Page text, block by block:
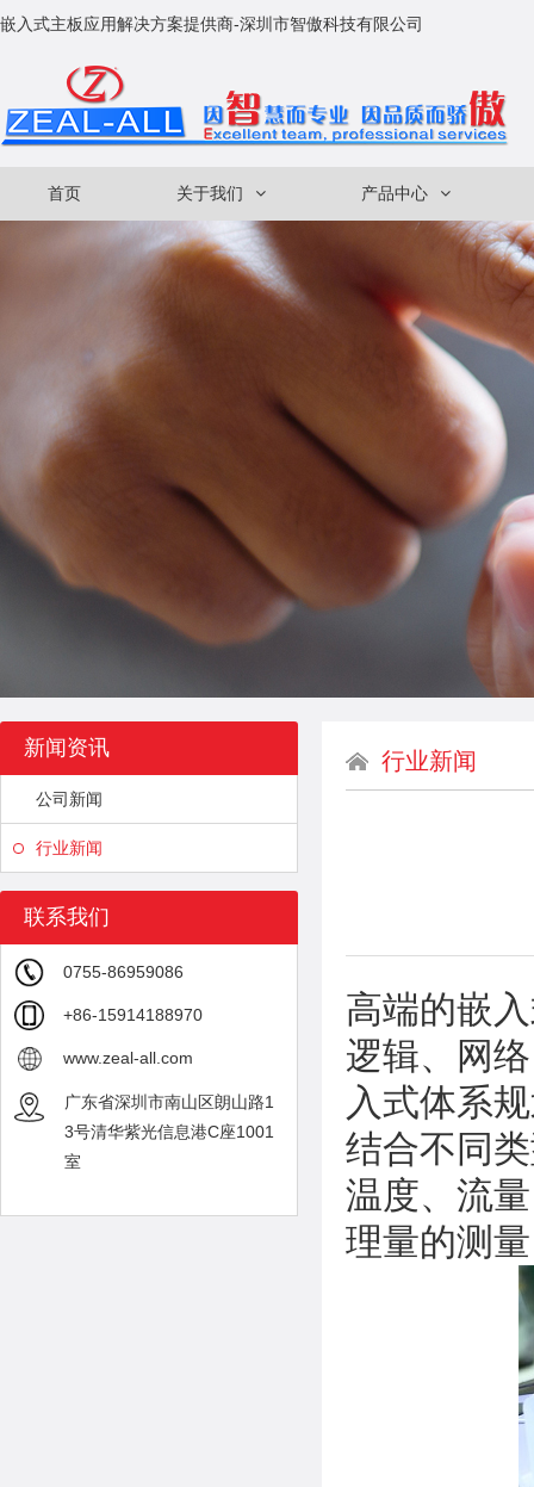
嵌入式主板应用解决方案提供商-深圳市智傲科技有限公司
首页 关于我们 产品中心
新闻资讯
公司新闻
行业新闻
联系我们
0755-86959086
+86-15914188970
www.zeal-all.com
广东省深圳市南山区朗山路1
3号清华紫光信息港C座1001
室
行业新闻
高端的嵌
逻辑、网
入式体系
结合不同
温度、流
理量的测